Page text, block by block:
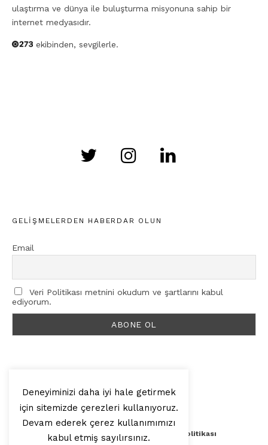
ulaştırma ve dünya ile buluşturma misyonuna sahip bir
internet medyasıdır.
ekibinden, sevgilerle.
GELIŞMELERDEN HABERDAR OLUN
Email
Veri Politikası metnini okudum ve şartlarını kabul
ediyorum.
© 2025, Artilop
Künye Yazar Başvurusu Veri Politikası
Deneyiminizi daha iyi hale getirmek
için sitemizde çerezleri kullanıyoruz.
Devam ederek çerez kullanımımızı
kabul etmiş sayılırsınız.